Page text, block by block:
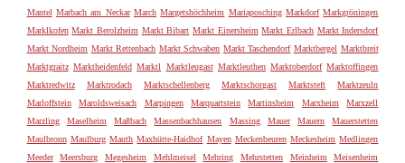
Mantel Marbach am Neckar March Margetshöchheim Mariaposching Markdorf Markgröningen
Marklkofen Markt Berolzheim Markt Bibart Markt Einersheim Markt Erlbach Markt Indersdorf
Markt Nordheim Markt Rettenbach Markt Schwaben Markt Taschendorf Marktbergel Marktbreit
Marktgraitz Marktheidenfeld Marktl Marktleugast Marktleuthen Marktoberdorf Marktoffingen
Marktredwitz
Marktrodach Marktschellenberg Marktschorgast Marktsteft
Marktzeuln
Marloffstein
Maroldsweisach Marpingen Marquartstein Martinsheim Marxheim
Marxzell
Marzling
Maselheim Maßbach Massenbachhausen Massing Mauer Mauern
Mauerstetten
Maulbronn Maulburg Mauth Maxhütte-Haidhof Mayen Meckenbeuren Meckesheim Medlingen
Meeder
Meersburg Megesheim Mehlmeisel Mehring Mehrstetten Meinheim
Meisenheim